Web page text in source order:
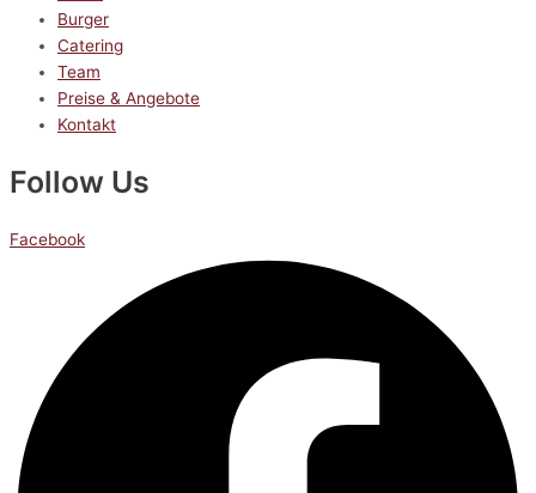
Burger
Catering
Team
Preise & Angebote
Kontakt
Follow Us
Facebook